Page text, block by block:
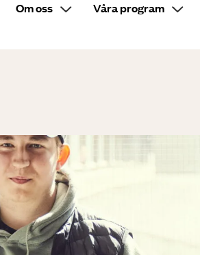
Om oss Våra program